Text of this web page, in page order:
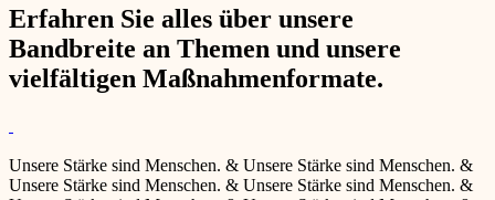
Erfahren Sie alles über unsere
Bandbreite an Themen und unsere
vielfältigen Maßnahmenformate.
Unsere Stärke sind Menschen. & Unsere Stärke sind Menschen. &
Unsere Stärke sind Menschen. & Unsere Stärke sind Menschen. &